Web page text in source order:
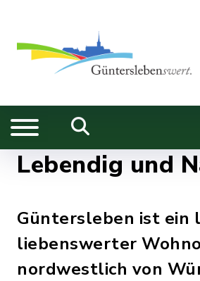
Lebendig und
Güntersleben ist ein
liebenswerter
nordwestlich von